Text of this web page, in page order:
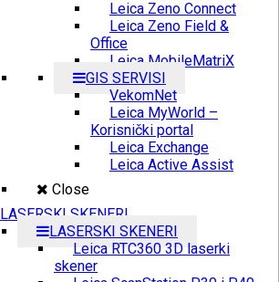
Leica Zeno Connect
Leica Zeno Field &
Office
Leica MobileMatriX
GIS SERVISI
VekomNet
Leica MyWorld –
Korisnički portal
Leica Exchange
Leica Active Assist
Close
LASERSKI SKENERI
LASERSKI SKENERI
Leica RTC360 3D laserki
skener